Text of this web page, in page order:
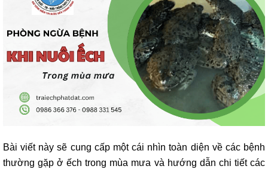
Bài viết này sẽ cung cấp một cái nhìn toàn diện về các bệnh
thường gặp ở ếch trong mùa mưa và hướng dẫn chi tiết các